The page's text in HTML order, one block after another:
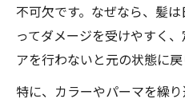
不可欠です。なぜなら、髪
ってダメージを受けやすく
アを行わないと元の状態に戻
特に、カラーやパーマを繰